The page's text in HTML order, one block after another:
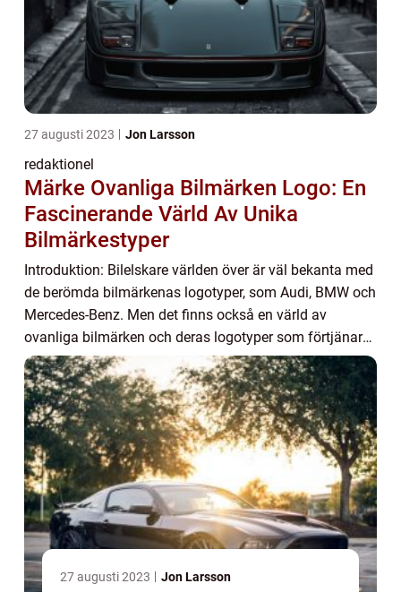
27 augusti 2023 Jon Larsson
redaktionel
Märke Ovanliga Bilmärken Logo: En
Fascinerande Värld Av Unika
Bilmärkestyper
Introduktion: Bilelskare världen över är väl bekanta med
de berömda bilmärkenas logotyper, som Audi, BMW och
Mercedes-Benz. Men det finns också en värld av
ovanliga bilmärken och deras logotyper som förtjänar
uppmärksamhet. I denna artikel ska vi ge ...
27 augusti 2023 Jon Larsson